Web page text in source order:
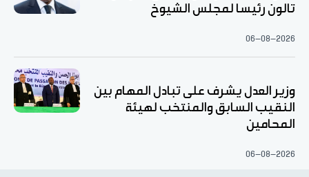
تالون رئيسا لمجلس الشيوخ
06-08-2026
وزير العدل يشرف على تبادل المهام بين
النقيب السابق والمنتخب لهيئة
المحامين
06-08-2026